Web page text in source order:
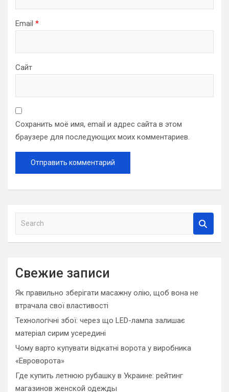
Email *
Сайт
Сохранить моё имя, email и адрес сайта в этом
браузере для последующих моих комментариев.
a
c
Свежие записи
Як правильно зберігати масажну олію, щоб вона не
втрачала свої властивості
Технологічні збої: через що LED-лампа залишає
матеріал сирим усередині
Чому варто купувати відкатні ворота у виробника
«Евроворота»
Где купить летнюю рубашку в Украине: рейтинг
магазинов женской одежды